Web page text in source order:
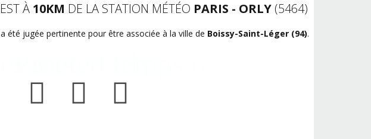
EST À 10KM DE LA STATION MÉTÉO PARIS - ORLY (5464)
a été jugée pertinente pour être associée à la ville de Boissy-Saint-Léger (94).